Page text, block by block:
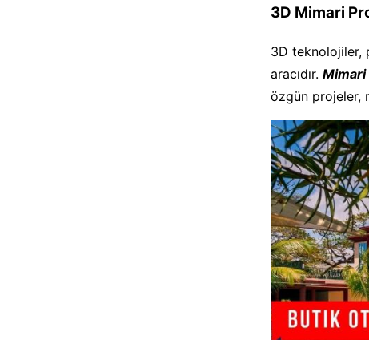
3D Mimari
3D teknolojiler,
aracıdır.
özgün projeler,